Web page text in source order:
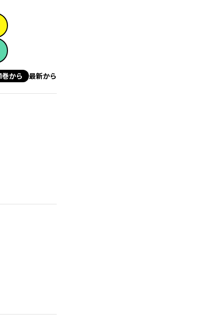
巻から 最新から